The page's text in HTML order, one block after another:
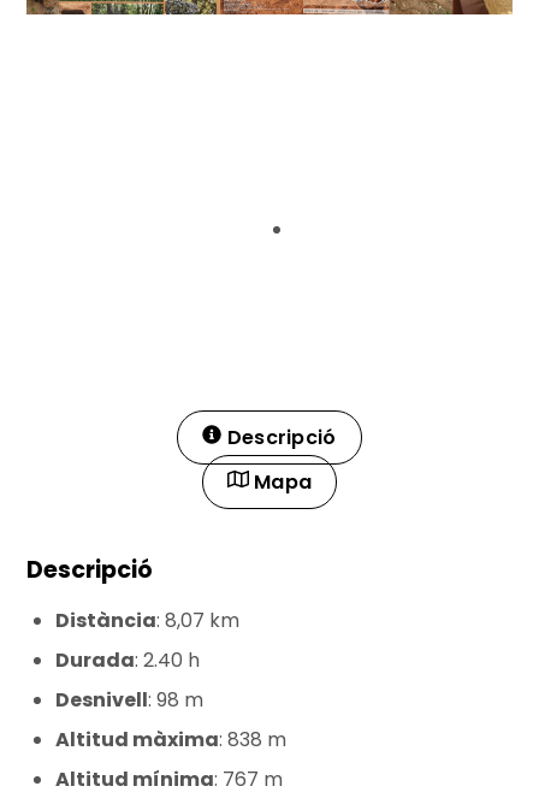
Descripció
Mapa
Descripció
Distància: 8,07 km
Durada: 2.40 h
Desnivell: 98 m
Altitud màxima: 838 m
Altitud mínima: 767 m